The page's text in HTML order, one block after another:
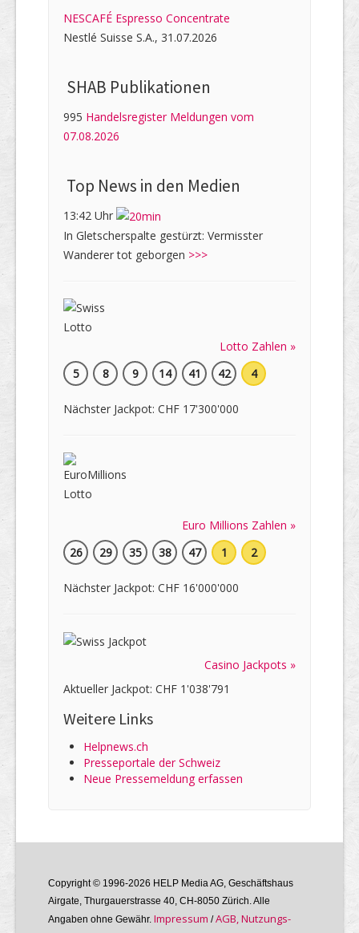
NESCAFÉ Espresso Concentrate
Nestlé Suisse S.A., 31.07.2026
SHAB Publi­kati­onen
995 Handelsregister Meldungen vom
07.08.2026
Top News in den Medien
13:42 Uhr
In Gletscherspalte gestürzt: Vermisster
Wanderer tot geborgen >>>
Lotto Zahlen »
5
8 9 14 41 42 4
Nächster Jackpot: CHF 17'300'000
Euro Millions Zahlen »
26
29 35 38 47 1 2
Nächster Jackpot: CHF 16'000'000
Casino Jackpots »
Aktueller Jackpot: CHF 1'038'791
Weitere Links
Helpnews.ch
Presseportale der Schweiz
Neue Pressemeldung erfassen
Copyright © 1996-2026 HELP Media AG, Geschäftshaus
Airgate, Thurgauer­strasse 40, CH-8050 Zürich. Alle
Angaben ohne Gewähr. Im­pres­sum /AGB, Nutzungs­